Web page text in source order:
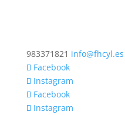
983371821 info@fhcyl.es
Facebook
Instagram
Facebook
Instagram